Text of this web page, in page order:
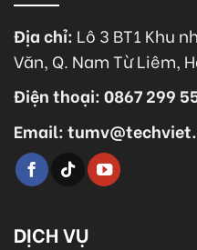
Địa chỉ: Lô 3 BT1 Khu
Văn, Q. Nam Từ Liêm,
Điện thoại: 0867 299
Email:
DỊCH VỤ